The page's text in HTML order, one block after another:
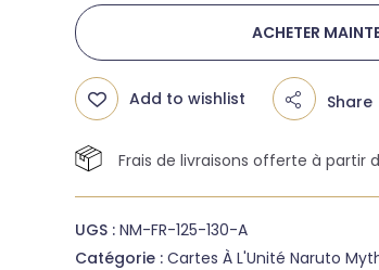
ACHETER
Add to wishlist Share
Frais de livraisons offerte à partir
UGS :NM-FR-125-130-A
Catégorie :Cartes À L'Unité Naruto